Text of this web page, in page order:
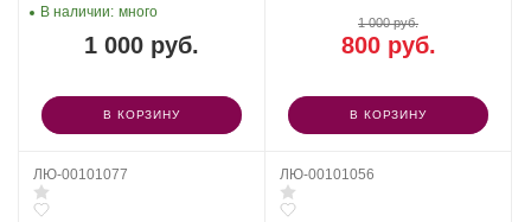
1 000 руб.
В наличии: много
В КОРЗИНУ
800 руб.
1 000 руб.
В КОРЗИНУ
ЛЮ-00101077 ЛЮ-00101056